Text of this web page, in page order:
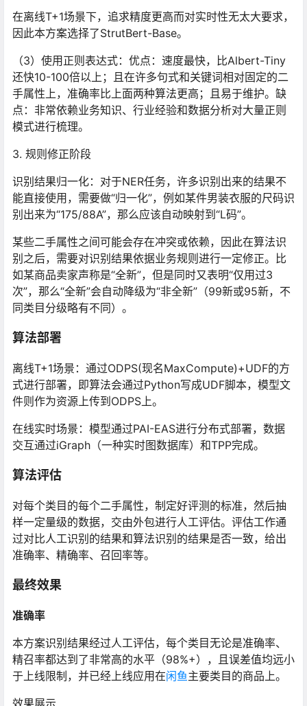
在离线T+1场景下，追求精度更高而对实时性无太大要求，
因此本方案选择了StrutBert-Base。
（3）使用正则表达式：优点：速度最快，比Albert-Tiny
还快10-100倍以上；且在许多句式和关键词相对固定的二
手属性上，准确率比上面两种算法更高；且易于维护。缺
点：非常依赖业务知识、行业经验和数据分析对大量正则
模式进行梳理。
3. 规则修正阶段
识别结果归一化：对于NER任务，许多识别出来的结果不
能直接使用，需要做“归一化”，例如某件男装衣服的尺码识
别出来为“175/88A”，那么应该自动映射到“L码”。
某些二手属性之间可能会存在冲突或依赖，因此在算法识
别之后，需要对识别结果依据业务规则进行一定修正。比
如某商品卖家声称是“全新”，但是同时又表明“仅用过3
次”，那么“全新”会自动降级为“非全新”（99新或95新，不
同类目分级略有不同）。
算法部署
离线T+1场景：通过ODPS(现名MaxCompute)+UDF的方
式进行部署，即算法会通过Python写成UDF脚本，模型文
件则作为资源上传到ODPS上。
在线实时场景：模型通过PAI-EAS进行分布式部署，数据
交互通过iGraph（一种实时图数据库）和TPP完成。
算法评估
对每个类目的每个二手属性，制定好评测的标准，然后抽
样一定量级的数据，交由外包进行人工评估。评估工作通
过对比人工识别的结果和算法识别的结果是否一致，给出
准确率、精确率、召回率等。
最终效果
准确率
本方案识别结果经过人工评估，每个类目无论是准确率、
精召率都达到了非常高的水平（98%+），且误差值均远小
于上线限制，并已经上线应用在闲鱼主要类目的商品上。